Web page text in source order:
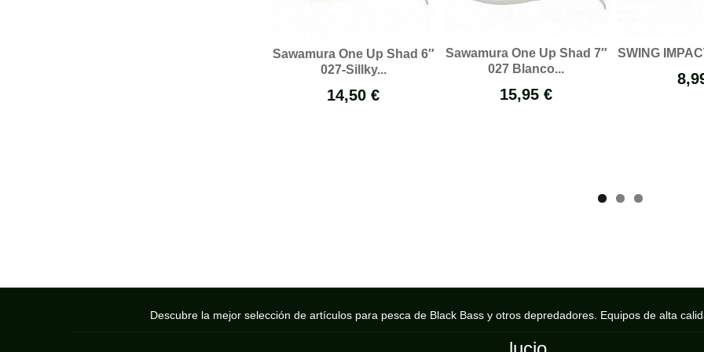
Sawamura One Up Shad 6″
027-Sillky...
14,50 €
Sawamura One Up Shad 7″
027 Blanco...
15,95 €
SWING
Descubre la mejor selección de artículos para pesca de Black Bass y otros depredadores. Equipos de alta